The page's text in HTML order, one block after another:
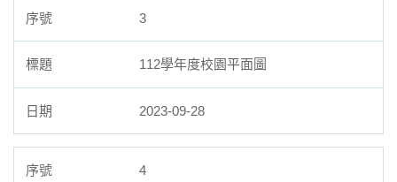
3
112學年度校園平面圖
2023-09-28
4